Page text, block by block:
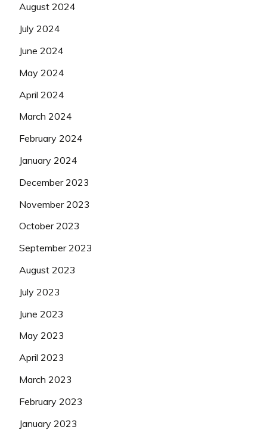
August 2024
July 2024
June 2024
May 2024
April 2024
March 2024
February 2024
January 2024
December 2023
November 2023
October 2023
September 2023
August 2023
July 2023
June 2023
May 2023
April 2023
March 2023
February 2023
January 2023